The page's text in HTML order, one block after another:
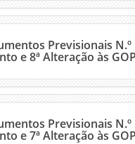
Previsionais N.º
e 8ª Alteração às
Previsionais N.º
e 7ª Alteração às